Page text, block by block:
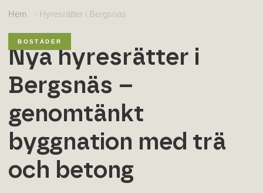
Hem - Hyresrätter i Bergsnäs
BOSTÄDER
Nya hyresrätter i
Bergsnäs –
genomtänkt
byggnation med trä
och betong